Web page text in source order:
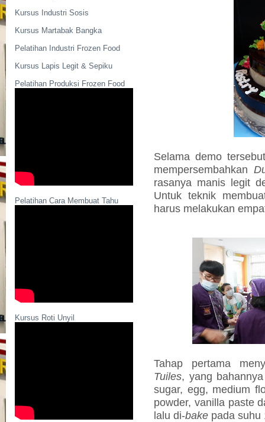
Kursus Industri Sosis
Kursus Martabak Bangka
Pelatihan Industri Frozen Food
Kursus Lapis Legit & Sepiku
Pelatihan Produksi Frozen Food
Pelatihan Cara Membuat Tahu
Kursus Roti Unyil
Selama demo
mempersembahkan
rasanya manis legit
Untuk teknik
harus melakukan
Tahap pertama
Tuiles, yang
sugar, egg, medium
powder, vanilla paste
lalu di-bake pada suhu